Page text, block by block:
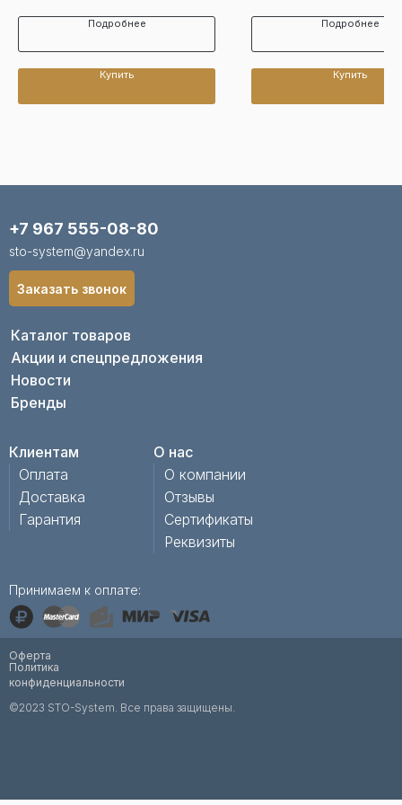
Подробнее
Купить
Подробнее
Купить
Каталог товаров
Акции и спецпредложения
Новости
Бренды
Клиентам
Оплата
Доставка
Гарантия
О нас
О компании
Отзывы
Сертификаты
Реквизиты
+7 967 555-08-80
sto-system@yandex.ru
Принимаем к оплате:
Заказать звонок
©2023 STO-System. Все права защищены.
Политика
конфиденциальности
Оферта